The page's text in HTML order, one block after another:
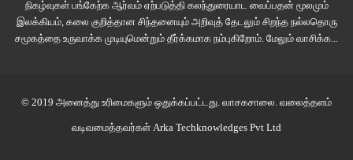
நிகழ்வுகள் பங்கேற்க ஆர்வம் ஏற்படுத்தி கலந்துரையாட வைப்பதன் மூலமும்
இலக்கியம், கலை குறித்தான சிந்தனையும் அறிவுத் தேடலும் சிறந்த நல்லதொரு
சமூகத்தை உருவாக்க முடியுமென்றும் தீர்க்கமாக நம்புகிறோம். மேலும் வாசிக்க...
© 2019 அனைத்து உரிமைகளும் ஒதுக்கப்பட்டது. வாசகசாலை . வலைத்தளம்
வடிவமைத்தவர்கள் Arka Techknowledges Pvt Ltd